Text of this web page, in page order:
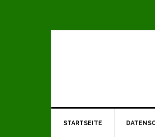
STARTSEITE